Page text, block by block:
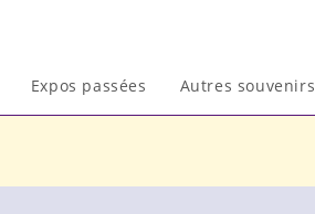
Expos passées Autres souvenirs